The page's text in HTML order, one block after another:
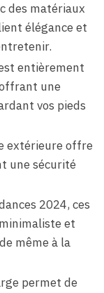
des matériaux
élégance et
entièrement
une
vos pieds
extérieure offre
une sécurité
2024, ces
et
même à la
permet de